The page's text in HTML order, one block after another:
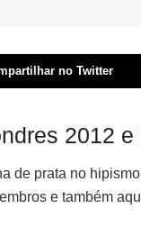
no Twitter
2012 e
prata no
e também